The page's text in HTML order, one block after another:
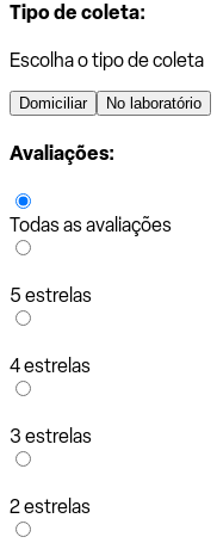
Tipo de coleta:
Escolha o tipo de coleta
Domiciliar No laboratório
Avaliações:
Todas as avaliações
5 estrelas
4 estrelas
3 estrelas
2 estrelas